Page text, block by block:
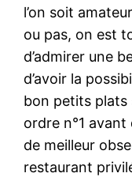
l’on soit
ou pas, on est
d’admirer une
d’avoir la
bon petits plats
ordre n°1
de meilleur
restaurant